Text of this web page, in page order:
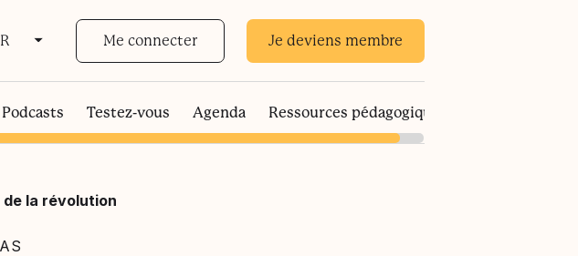
EN
Me connecter Je deviens membre
Podcasts Testez-vous Agenda Ressources pédagogiques
de la révolution